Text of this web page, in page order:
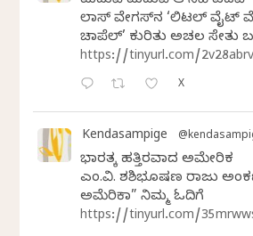
ಲಾಸ್‌ ವೇಗಸ್‌ನ ‘ಲಿಟಲ್ ವೈಟ್
ಚಾಪೆಲ್’ ಕುರಿತು ಅಚಲ ಸೇತು
https://tinyurl.com/2v28abrv
X
Kendasampige
ಭಾರತಕ್ಕೆ ಹತ್ತಿರವಾದ ಅಮೇರಿಕ
ಎಂ.ವಿ. ಶಶಿಭೂಷಣ ರಾಜು
ಅಮೆರಿಕಾ” ನಿಮ್ಮ ಓದಿಗೆ
https://tinyurl.com/